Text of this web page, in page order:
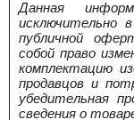
Данная
исключительно
публичной
собой право
комплектацию
продавцов и
убедительная
сведения о